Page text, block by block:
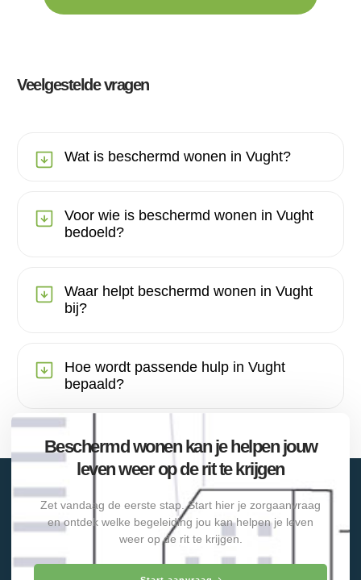
Veelgestelde vragen
Wat is beschermd wonen in Vught?
Voor wie is beschermd wonen in Vught
bedoeld?
Waar helpt beschermd wonen in Vught
bij?
Hoe wordt passende hulp in Vught
bepaald?
Beschermd wonen kan je helpen jouw
leven weer op de rit te krijgen
Zet vandaag de eerste stap. Start hier je zorgaanvraag
en ontdek welke begeleiding jou kan helpen je leven
weer op de rit te krijgen.